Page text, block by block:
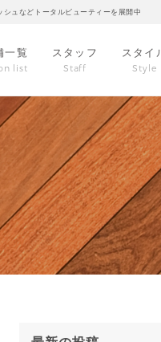
ュなどトータルビューティーを展開中
一覧
list
スタッフ
Staff
スタイ
Style